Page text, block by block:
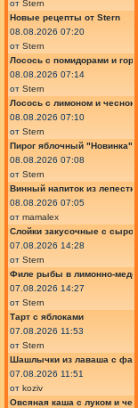
от Stern
Новые рецепты от Stern
08.08.2026 07:20
от Stern
Лосось с помидорами и
08.08.2026 07:14
от Stern
Лосось с лимоном и
08.08.2026 07:10
от Stern
Пирог яблочный "Новинка"
08.08.2026 07:08
от Stern
Винный напиток из
08.08.2026 07:05
от mamalex
Слойки закусочные с
07.08.2026 14:28
от Stern
Филе рыбы в лимонно-
07.08.2026 14:27
от Stern
Тарт с яблоками
07.08.2026 11:53
от Stern
Шашлычки из лаваша с
07.08.2026 11:51
от koziv
Овсяная каша с луком и